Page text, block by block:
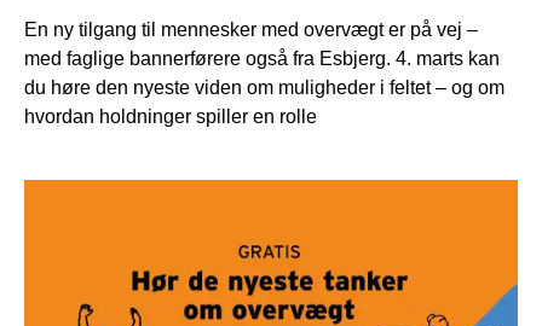
En ny tilgang til mennesker med overvægt er på vej –
med faglige bannerførere også fra Esbjerg. 4. marts kan
du høre den nyeste viden om muligheder i feltet – og om
hvordan holdninger spiller en rolle